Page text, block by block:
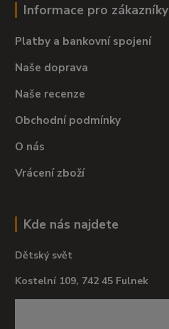
Informace pro zákazníky
Platby a bankovní spojení
Naše doprava
Naše recenze
Obchodní podmínky
O nás
Vrácení zboží
Kde nás najdete
Dětský svět
Kostelní 109, 742 45 Fulnek